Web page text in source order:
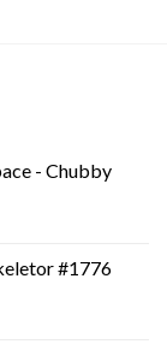
- Chubby
#1776